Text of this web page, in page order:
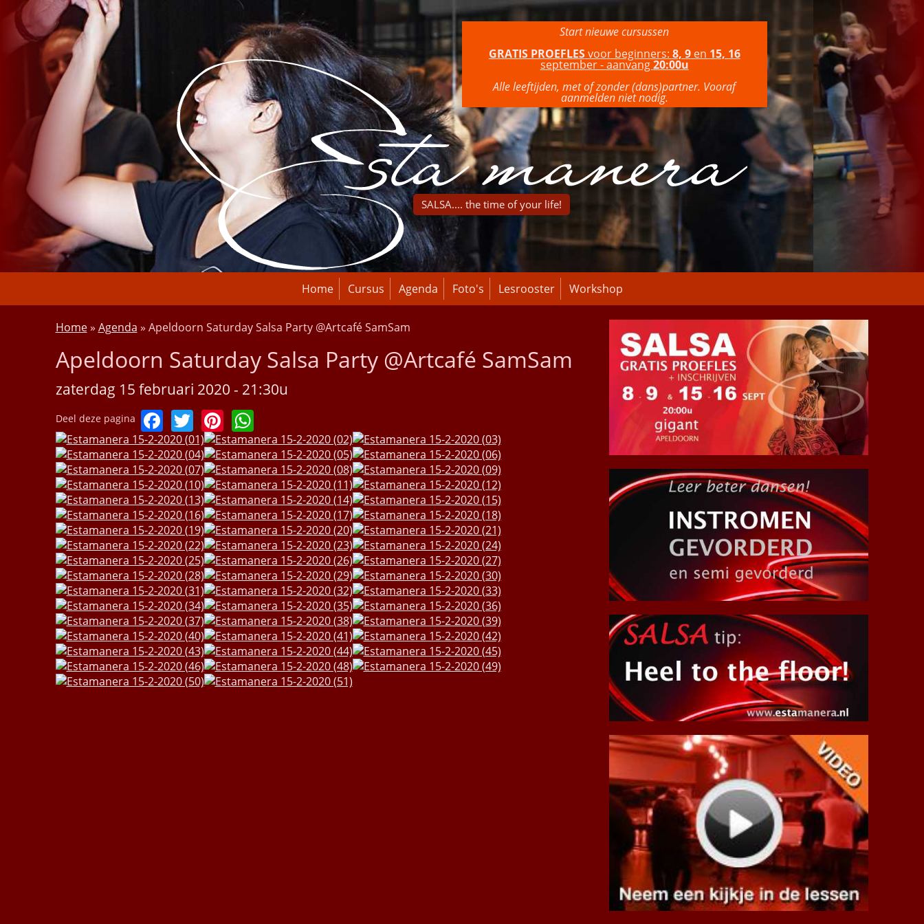
Home Cursus Agenda Foto's Lesrooster Workshop
Start nieuwe cursussen
GRATIS PROEFLESvoor beginners: 8, 9en 15, 16
september - aanvang20:00u
Alle leeftijden, met of zonder (dans)partner. Vooraf
aanmelden niet nodig.
SALSA.... the time of your life!
Home» Agenda » Apeldoorn Saturday Salsa Party @Artcafé SamSam
Apeldoorn Saturday Salsa Party @Artcafé SamSam
zaterdag 15 februari 2020 - 21:30u
Deel deze pagina Facebook
TwitterPinterest
WhatsApp